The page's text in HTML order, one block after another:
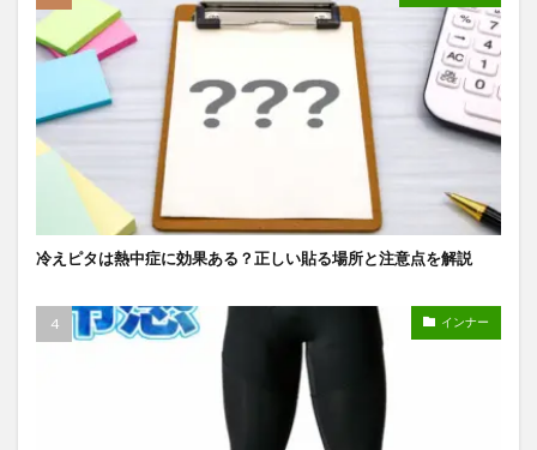
冷えピタは熱中症に効果ある？正しい貼る場所と注意点を解説
インナー